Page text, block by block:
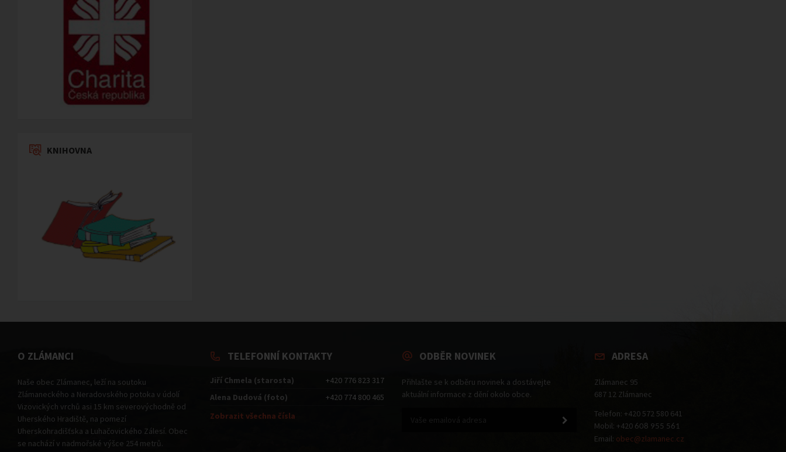
KNIHOVNA
O ZLÁMANCI
Naše obec Zlámanec, leží na soutoku
Zlámaneckého a Neradovského potoka v údolí
Vizovických vrchů asi 15 km severovýchodně od
Uherského Hradiště, na pomezí
Uherskohradišťska a Luhačovického Zálesí. Obec
se nachází v nadmořské výšce 254 metrů.
TELEFONNÍ KONTAKTY
Jiří Chmela (starosta)
+420 776 823 317
Alena Dudová (foto)
+420 774 800 465
Zobrazit všechna čísla
ODBĚR NOVINEK
Přihlašte se k odběru novinek a dostávejte
aktuální informace z dění okolo obce.
ADRESA
Zlámanec 95
687 12 Zlámanec
Telefon: +420 572 580 641
Mobil: +420 608 955 561
Email: obec@zlamanec.cz